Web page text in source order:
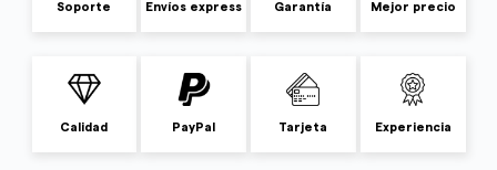
Soporte Envíos express Garantía Mejor precio
Calidad PayPal Tarjeta Experiencia